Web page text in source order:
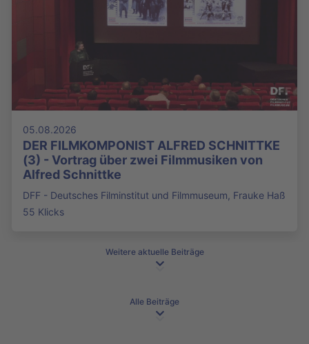
05.08.2026
DER FILMKOMPONIST ALFRED SCHNITTKE
(3) - Vortrag über zwei Filmmusiken von
Alfred Schnittke
DFF - Deutsches Filminstitut und Filmmuseum, Frauke Haß
55 Klicks
Weitere aktuelle Beiträge
Alle Beiträge